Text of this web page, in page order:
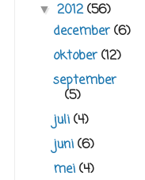
▼ 2012(56)
december(6)
oktober(12)
september
(5)
juli(4)
juni(6)
mei(4)